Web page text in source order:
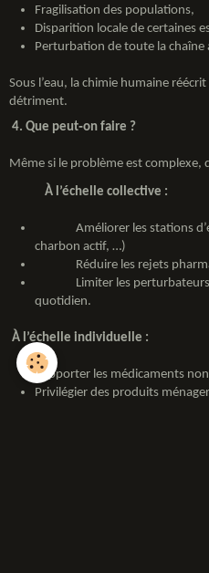
Fragilisation des populations,
Disparition locale de certaines
Perturbation de toute la chaîne
Sous l’eau, la chimie humaine
détriment.
4. Que peut‑on faire ?
Même si le problème est complexe,
À l’échelle collective :
Améliorer les stations
charbon actif, …)
Réduire les rejets
Limiter les perturbateurs
quotidien.
À l’échelle individuelle :
Rapporter les médicaments
Privilégier des produits